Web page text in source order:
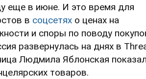
еще в июне. И это время для
в соцсетях о ценах на
и споры по поводу
развернулась на днях в
Людмила Яблонская
товаров.